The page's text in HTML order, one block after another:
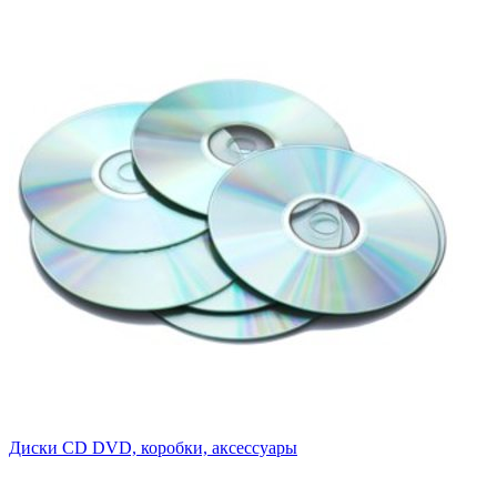
Диски CD DVD, коробки, аксессуары